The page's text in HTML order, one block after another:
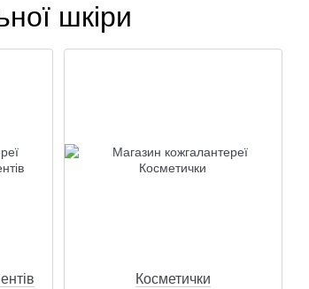
шкіри
Косметички